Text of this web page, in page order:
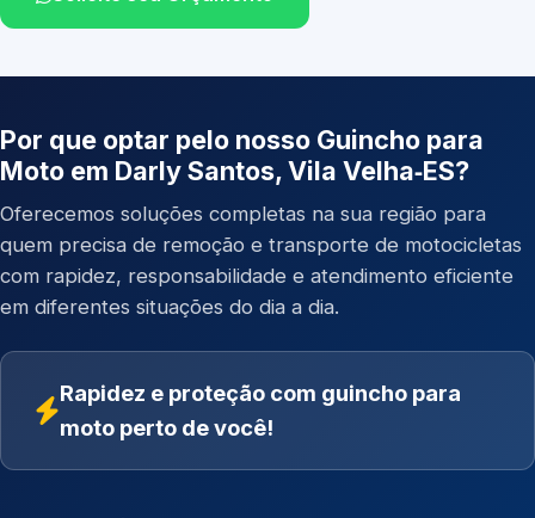
Por que optar pelo nosso Guincho para
Moto em Darly Santos, Vila Velha‑ES?
Oferecemos soluções completas na sua região para
quem precisa de remoção e transporte de motocicletas
com rapidez, responsabilidade e atendimento eficiente
em diferentes situações do dia a dia.
Rapidez e proteção com guincho para
moto perto de você!